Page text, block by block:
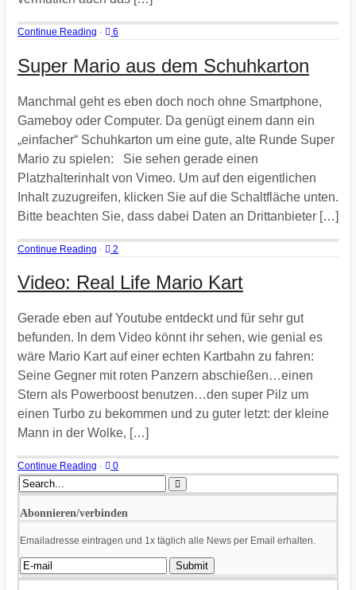
Continue Reading · 6
Super Mario aus dem Schuhkarton
Manchmal geht es eben doch noch ohne Smartphone,
Gameboy oder Computer. Da genügt einem dann ein
„einfacher“ Schuhkarton um eine gute, alte Runde Super
Mario zu spielen: Sie sehen gerade einen
Platzhalterinhalt von Vimeo. Um auf den eigentlichen
Inhalt zuzugreifen, klicken Sie auf die Schaltfläche unten.
Bitte beachten Sie, dass dabei Daten an Drittanbieter […]
Continue Reading · 2
Video: Real Life Mario Kart
Gerade eben auf Youtube entdeckt und für sehr gut
befunden. In dem Video könnt ihr sehen, wie genial es
wäre Mario Kart auf einer echten Kartbahn zu fahren:
Seine Gegner mit roten Panzern abschießen…einen
Stern als Powerboost benutzen…den super Pilz um
einen Turbo zu bekommen und zu guter letzt: der kleine
Mann in der Wolke, […]
Continue Reading · 0
Abonnieren/verbinden
Emailadresse eintragen und 1x täglich alle News per Email erhalten.